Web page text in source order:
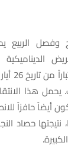
وفصل الربيع
الديناميكية
هذا
أيضاً حافزاً
نتيجتها حصاد